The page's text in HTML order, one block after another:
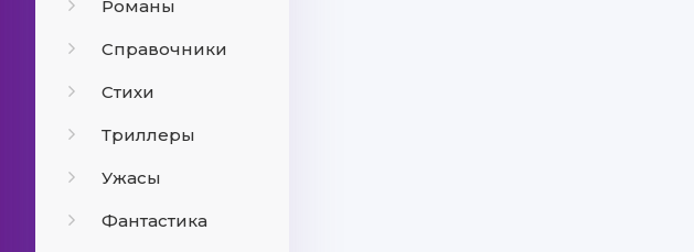
Романы
Справочники
Стихи
Триллеры
Ужасы
Фантастика